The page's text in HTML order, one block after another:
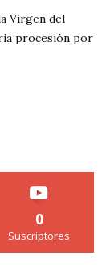
Virgen del
procesión por
0
Suscriptores